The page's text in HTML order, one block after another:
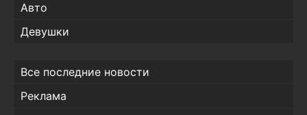
Авто
Девушки
Все последние новости
Реклама